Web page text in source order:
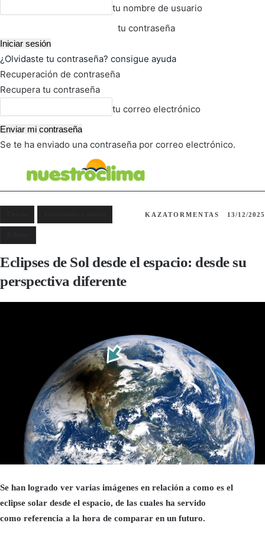
tu nombre de usuario
tu contraseña
¿Olvidaste tu contraseña? consigue ayuda
Recuperación de contraseña
Recupera tu contraseña
tu correo electrónico
Se te ha enviado una contraseña por correo electrónico.
KAZATORMENTAS 13/12/2025
Eclipses de Sol desde el espacio: desde su
perspectiva diferente
Se han logrado ver varias imágenes en relación a como es el
eclipse solar desde el espacio, de las cuales ha servido
como referencia a la hora de comparar en un futuro.